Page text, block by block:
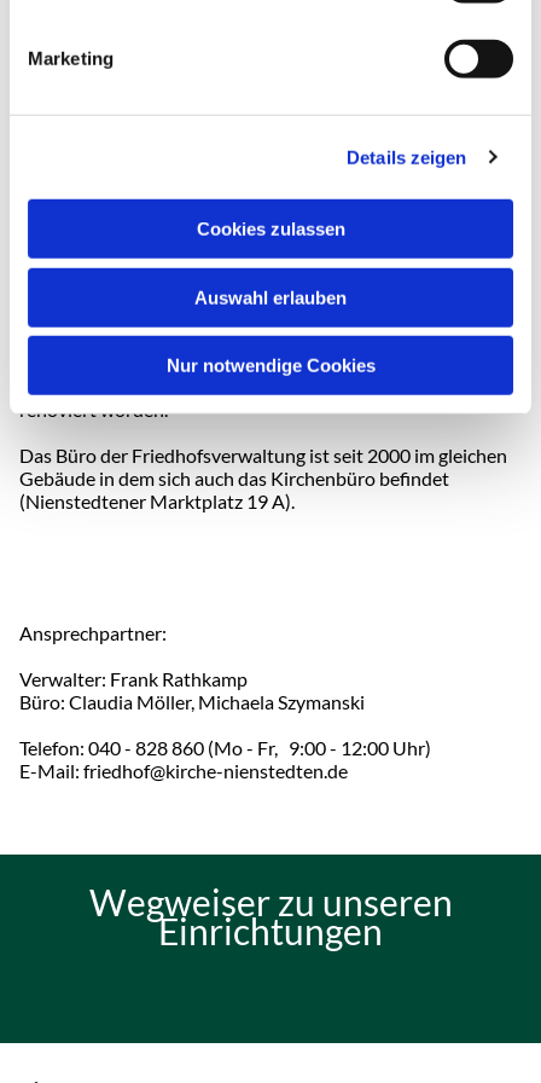
Marketing
Details zeigen
Cookies zulassen
Auswahl erlauben
Nur notwendige Cookies
Säulen im Zugangsbereich. In ihm wurden auch kleine
vorgesehen war. 2014 wurde der Warteraum renoviert.
Die Friedhofskapelle befindet sich direkt am Haupteingang
an der Rupertistraße. Sie wurde 1927 gebaut. Die Kapelle ist
Zentralbau mit einem Zeltdach. Hier finden die Trauerfeiern
für die Verstorbenen statt. In den 1980 er Jahren wurde eine
Bronze gegossen Kopie. Das Original steht in der
Frauenkirche in Kopenhagen.
renoviert worden.
Das Büro der Friedhofsverwaltung ist seit 2000 im gleichen
Gebäude in dem sich auch das Kirchenbüro befindet
(Nienstedtener Marktplatz 19 A).
Ansprechpartner:
Verwalter: Frank Rathkamp
Büro: Claudia Möller, Michaela Szymanski
Telefon: 040 - 828 860 (Mo - Fr, 9:00 - 12:00 Uhr)
E-Mail: friedhof@kirche-nienstedten.de
Wegweiser zu unseren
Einrichtungen